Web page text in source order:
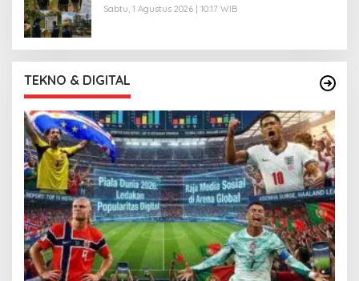
Sabtu, 1 Agustus 2026 | 10:17 WIB
TEKNO & DIGITAL